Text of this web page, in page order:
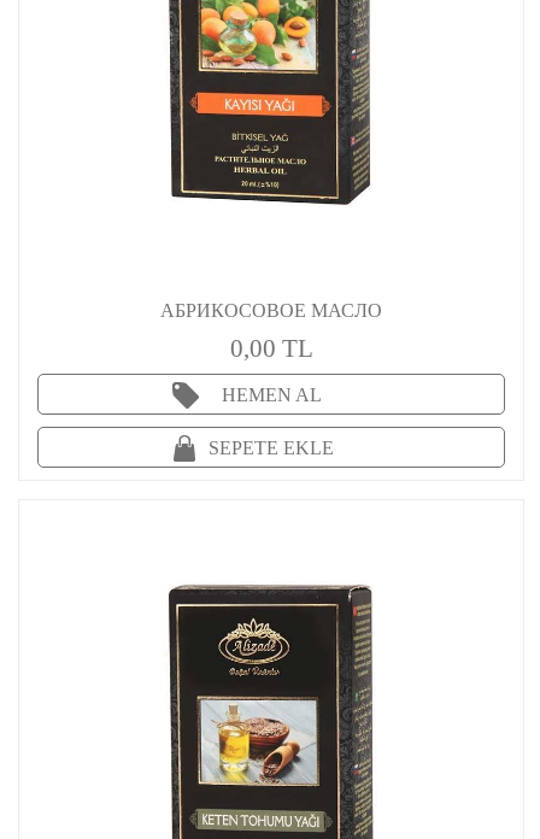
АБРИКОСОВОЕ МАСЛО
0,00 TL
HEMEN AL
SEPETE EKLE